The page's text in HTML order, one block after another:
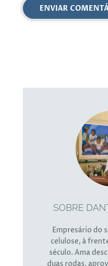
SOBRE
Empresário do
celulose, à
século. Ama
duas rodas,